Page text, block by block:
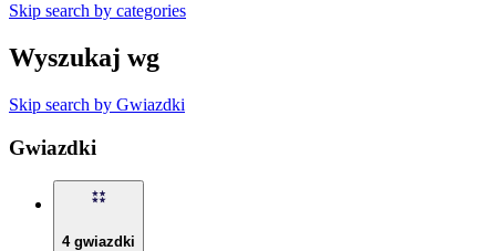
Skip search by categories
Wyszukaj wg
Skip search by Gwiazdki
Gwiazdki
4 gwiazdki